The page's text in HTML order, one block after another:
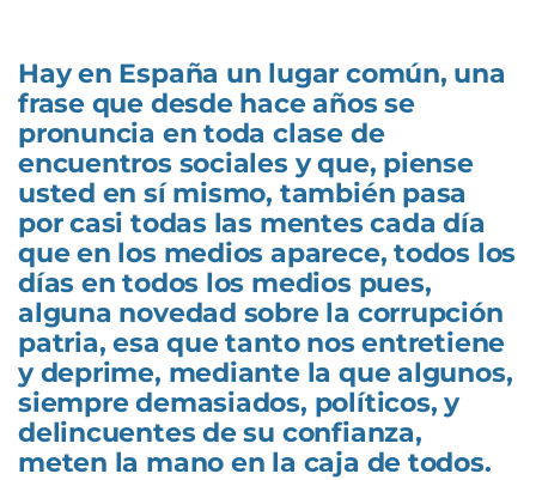
Hay en España un lugar común, una
frase que desde hace años se
pronuncia en toda clase de
encuentros sociales y que, piense
usted en sí mismo, también pasa
por casi todas las mentes cada día
que en los medios aparece, todos los
días en todos los medios pues,
alguna novedad sobre la corrupción
patria, esa que tanto nos entretiene
y deprime, mediante la que algunos,
siempre demasiados, políticos, y
delincuentes de su confianza,
meten la mano en la caja de todos.